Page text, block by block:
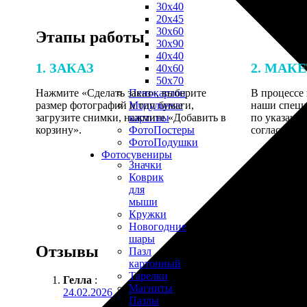
30х40
20х45
30х60
30х90
40х40
40х60
50х70
Пенокартон
Модульные
картины
ФотоПостеры
ФотоПодушки
Фотоcувениры
Значки
Коврик
для
мыши
Кружки
Новогодние
шары
Пазл
картонный
Тарелки
Магниты
Пазлы
Этапы работы
1. ЗАКАЗ
Нажмите «Сделать заказ», выберите
размер фотографий и тип бумаги,
загрузите снимки, нажмите «Добавить в
корзину».
2.
В процессе
наши
по
Отзывы
Гелла :
24.02.2026